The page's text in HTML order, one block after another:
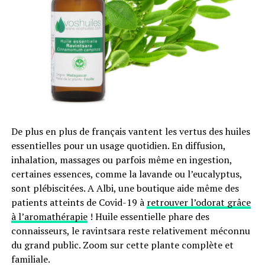
étiquette environnementale.
RUBRIQUES CONNEXES: BILAN CARBONE CO2
TOURISME
Purins, huile, argile, vinaigre … enfin reconnus comme
alternative aux pesticides
déchets en 2 ans !
De plus en plus de français vantent les vertus des huiles
essentielles pour un usage quotidien. En diffusion,
inhalation, massages ou parfois même en ingestion,
certaines essences, comme la lavande ou l’eucalyptus,
sont plébiscitées. A Albi, une boutique aide même des
patients atteints de Covid-19 à retrouver l’odorat grâce
à l’aromathérapie! Huile essentielle phare des
connaisseurs, le ravintsara reste relativement méconnu
du grand public. Zoom sur cette plante complète et
familiale.